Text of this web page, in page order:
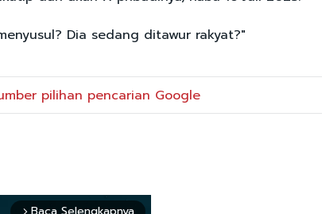
Dia sedang ditawur rakyat?"
pilihan pencarian Google
arrow_forward_ios